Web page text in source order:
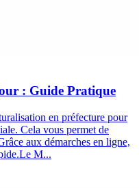
: Guide Pratique
en préfecture pour
Cela vous permet de
aux démarches en ligne,
M...